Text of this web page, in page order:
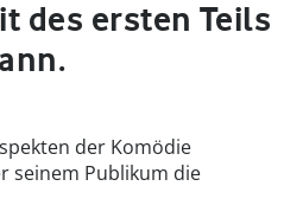
des ersten Teils
der Komödie
seinem Publikum die